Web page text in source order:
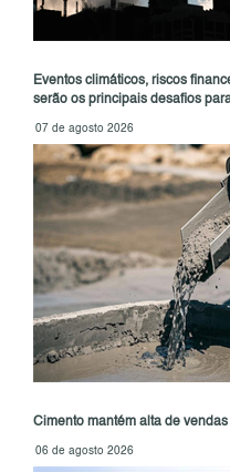
Eventos climáticos, riscos
serão os principais desafios
07 de agosto 2026
Cimento mantém alta de
06 de agosto 2026